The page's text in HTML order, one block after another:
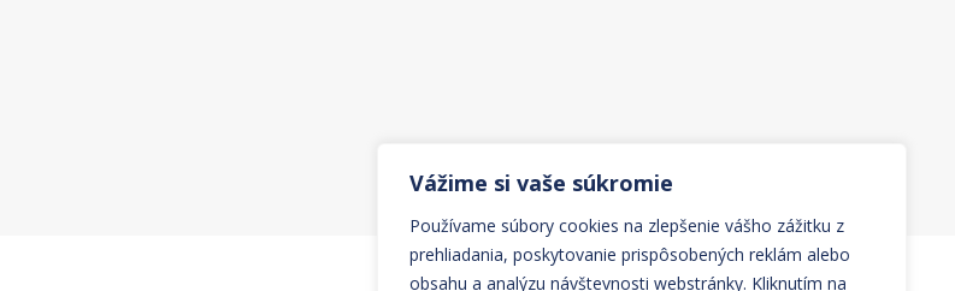
Vážime si vaše súkromie
Používame súbory cookies na zlepšenie vášho zážitku z
prehliadania, poskytovanie prispôsobených reklám alebo
obsahu a analýzu návštevnosti webstránky. Kliknutím na